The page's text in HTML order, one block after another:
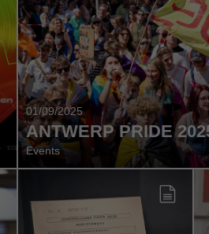
01/09/2025
ANTWERP PRIDE
Events